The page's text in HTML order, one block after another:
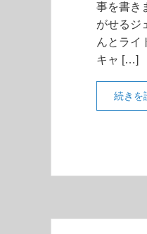
事を書き
がせるジ
んとライ
キャ […]
続きを